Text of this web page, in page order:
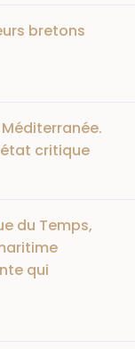
bretons
état critique
du Temps,
qui